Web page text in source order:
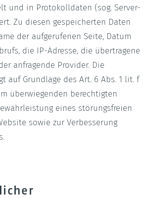
und in Protokolldaten (sog. Server-
Zu diesen gespeicherten Daten
der aufgerufenen Seite, Datum
die IP-Adresse, die übertragene
anfragende Provider. Die
auf Grundlage des Art. 6 Abs. 1 lit. f
überwiegenden berechtigten
eines störungsfreien
sowie zur Verbesserung